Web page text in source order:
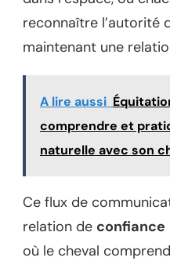
reconnaître l’autorité
maintenant une
A lire aussi
comprendre et
naturelle avec son
Ce flux de
relation de confiance
où le cheval